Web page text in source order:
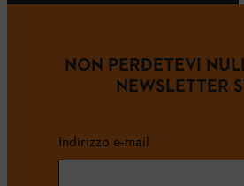
NON PERDETEVI
NEWSLETTER
Indirizzo e-mail